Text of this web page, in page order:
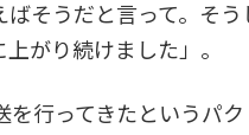
ばそうだと言って。そ
がり続けました」。
行ってきたというパ